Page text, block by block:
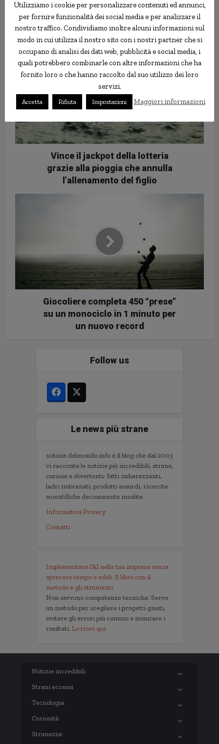
calcio sparatoria
Vince il jackpot della lotteria
grazie alla pioggia che annulla
l’allenamento del figlio
Giocoliere completa 450 “prese”
su un monociclo in 1 minuto per
un nuovo record
Follow us
Le news più strane
notizie.delmondo.info è il blog che dal 2003
vi racconta le notizie più incredibili, strane,
curiose e divertenti: fatti imbarazzanti,
ladri imbranati, prodotti assurdi, ricerche
scientifiche decisamente insolite.
Informativa Privacy
Contatti
Implementare l'AI nella tua impresa senza
sprecare tempo e soldi. Il libro con il
metodo e gli strumenti.
Non servono competenze tecniche. Serve
un metodo per scegliere i progetti giusti,
evitare gli errori più comuni e misurare i
risultati. Lo trovi qui.
Notizie incredibili
Strani eccessi
Tecnologia
Curiosità
Stranezze
Utilizziamo i cookie per personalizzare contenuti ed annunci,
per fornire funzionalità dei social media e per analizzare il
nostro traffico. Condividiamo inoltre alcuni informazioni sul
modo in cui utilizza il nostro sito con i nostri partner che si
occupano di analisi dei dati web, pubblicità e social media, i
quali potrebbero combinarle con altre informazioni che ha
fornito loro o che hanno raccolto dal suo utilizzo dei loro
servizi.
Accetta Rifiuta Impostazioni Maggiori informazioni